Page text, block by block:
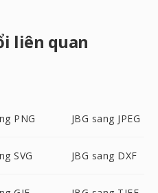
liên quan
PNG JBG sang JPEG
SVG JBG sang DXF